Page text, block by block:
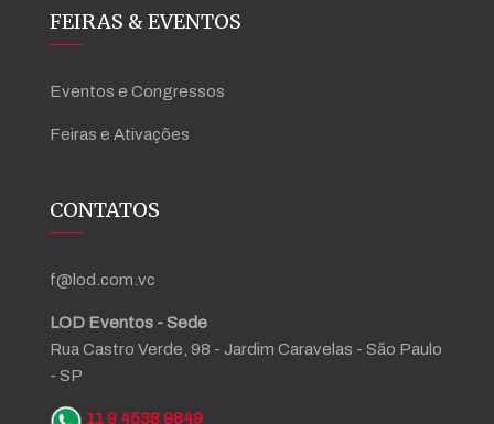
FEIRAS & EVENTOS
Eventos e Congressos
Feiras e Ativações
CONTATOS
f@lod.com.vc
LOD Eventos - Sede
Rua Castro Verde, 98 - Jardim Caravelas - São Paulo
- SP
11 9 4538 9849